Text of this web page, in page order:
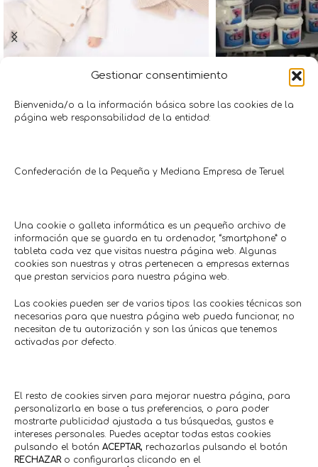
Gestionar consentimiento
Bienvenida/o a la información básica sobre las cookies de la
página web responsabilidad de la entidad:
Confederación de la Pequeña y Mediana Empresa de Teruel
Una cookie o galleta informática es un pequeño archivo de
información que se guarda en tu ordenador, “smartphone” o
tableta cada vez que visitas nuestra página web. Algunas
cookies son nuestras y otras pertenecen a empresas externas
que prestan servicios para nuestra página web.
Las cookies pueden ser de varios tipos: las cookies técnicas son
necesarias para que nuestra página web pueda funcionar, no
necesitan de tu autorización y son las únicas que tenemos
activadas por defecto.
El resto de cookies sirven para mejorar nuestra página, para
personalizarla en base a tus preferencias, o para poder
mostrarte publicidad ajustada a tus búsquedas, gustos e
intereses personales. Puedes aceptar todas estas cookies
pulsando el botón ACEPTAR, rechazarlas pulsando el botón
RECHAZARo configurarlas clicando en el
10% descuento en colección
recién nacido
Hasta: 13/08/2026
10%
Hasta:
Comercios en actívaTe